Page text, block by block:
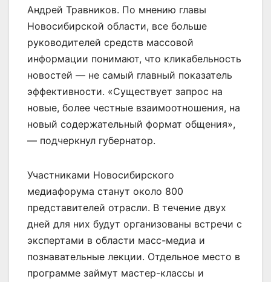
Андрей Травников. По мнению главы
Новосибирской области, все больше
руководителей средств массовой
информации понимают, что кликабельность
новостей — не самый главный показатель
эффективности. «Существует запрос на
новые, более честные взаимоотношения, на
новый содержательный формат общения»,
— подчеркнул губернатор.
Участниками Новосибирского
медиафорума станут около 800
представителей отрасли. В течение двух
дней для них будут организованы встречи с
экспертами в области масс-медиа и
познавательные лекции. Отдельное место в
программе займут мастер-классы и